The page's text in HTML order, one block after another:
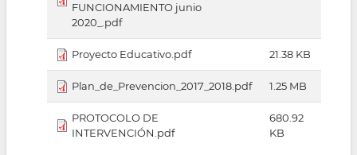
FUNCIONAMIENTO junio
2020_.pdf
Proyecto Educativo.pdf 21.38 KB
Plan_de_Prevencion_2017_2018.pdf 1.25 MB
PROTOCOLO DE
INTERVENCIÓN.pdf
680.92
KB